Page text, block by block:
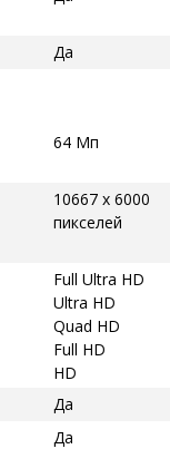
Да
64 Мп
10667 x 6000
пикселей
Full Ultra HD
Ultra HD
Quad HD
Full HD
HD
Да
Да